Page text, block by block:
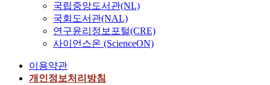
국립중앙도서관(NL)
국회도서관(NAL)
연구윤리정보포털(CRE)
사이언스온 (ScienceON)
이용약관
개인정보처리방침